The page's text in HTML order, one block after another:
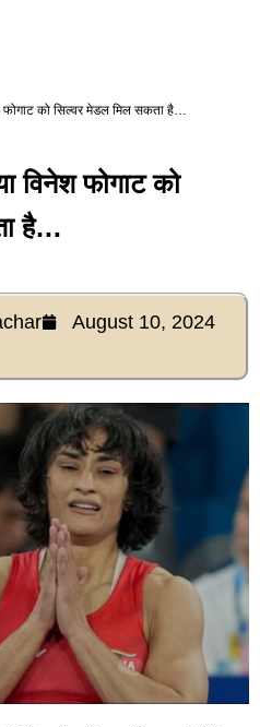
को सिल्वर मेडल मिल सकता है…
फोगाट को
है…
August 10, 2024